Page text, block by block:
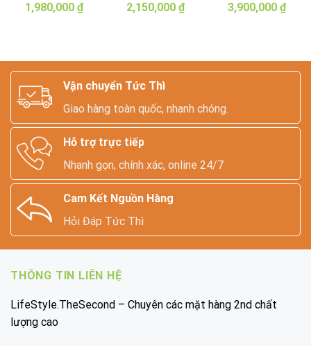
1,980,000 ₫ 2,150,000 ₫ 3,900,000 ₫
Vận chuyển Tức Thì
Giao hàng toàn quốc, nhanh chóng.
Hỗ trợ trực tiếp
Nhanh gọn, chính xác, online 24/7
Cam Kết Nguồn Hàng
Hỏi Đáp Tức Thì
THÔNG TIN LIÊN HỆ
LifeStyle.TheSecond – Chuyên các mặt hàng 2nd chất
lượng cao